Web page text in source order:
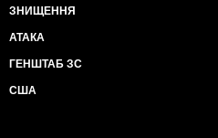
ЗНИЩЕННЯ
АТАКА
ГЕНШТАБ ЗС
США